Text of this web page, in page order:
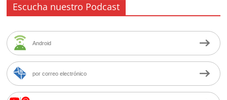
Escucha nuestro Podcast
Android
por correo electrónico